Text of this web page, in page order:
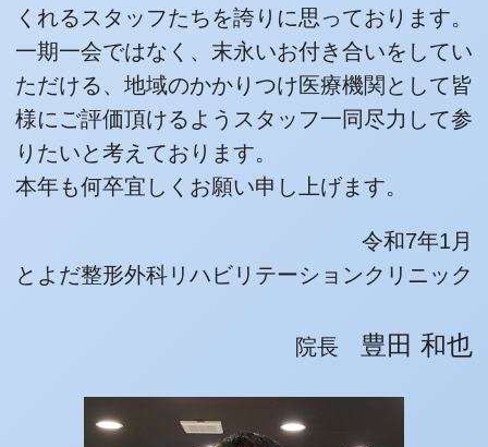
くれるスタッフたちを誇りに思っております。
一期一会ではなく、末永いお付き合いをしてい
ただける、地域のかかりつけ医療機関として皆
様にご評価頂けるようスタッフ一同尽力して参
りたいと考えております。
本年も何卒宜しくお願い申し上げます。
令和7年1月
とよだ整形外科リハビリテーションクリニック
院長 豊田 和也